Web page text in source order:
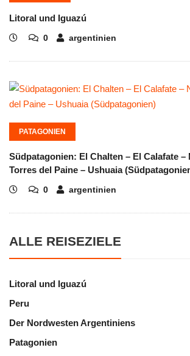
Litoral und Iguazú
0 argentinien
PATAGONIEN
Südpatagonien: El Chalten – El Calafate –
Torres del Paine – Ushuaia
0 argentinien
ALLE REISEZIELE
Litoral und Iguazú
Peru
Der Nordwesten Argentiniens
Patagonien